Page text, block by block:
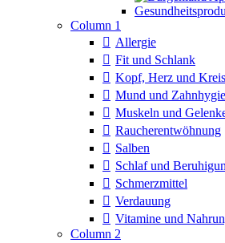
Column 1
Allergie
Fit und Schlank
Kopf, Herz und
Mund und
Muskeln und
Raucherentwöhnung
Salben
Schlaf und
Schmerzmittel
Verdauung
Vitamine und
Column 2